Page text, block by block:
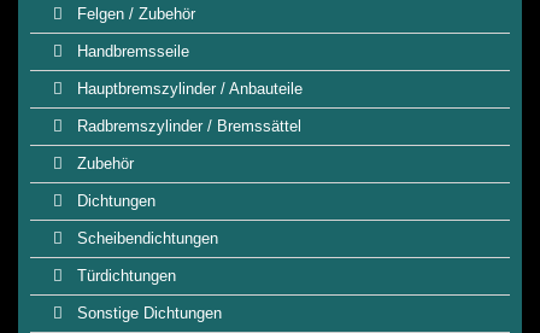
Felgen / Zubehör
Handbremsseile
Hauptbremszylinder / Anbauteile
Radbremszylinder / Bremssättel
Zubehör
Dichtungen
Scheibendichtungen
Türdichtungen
Sonstige Dichtungen